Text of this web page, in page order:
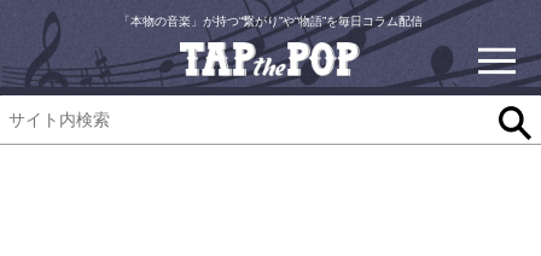
「本物の音楽」が持つ“繋がり”や“物語”を毎日コラム配信